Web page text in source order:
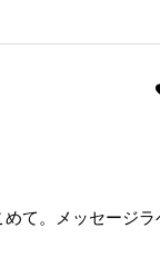
て。メッセージ